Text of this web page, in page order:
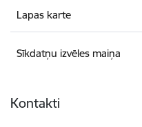
Lapas karte
Sīkdatņu izvēles maiņa
Kontakti